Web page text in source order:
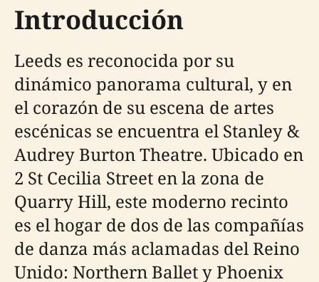
Introducción
Leeds es reconocida por su
dinámico panorama cultural, y en
el corazón de su escena de artes
escénicas se encuentra el Stanley &
Audrey Burton Theatre. Ubicado en
2 St Cecilia Street en la zona de
Quarry Hill, este moderno recinto
es el hogar de dos de las compañías
de danza más aclamadas del Reino
Unido: Northern Ballet y Phoenix